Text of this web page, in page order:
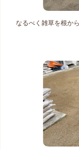
なるべく雑草を根か